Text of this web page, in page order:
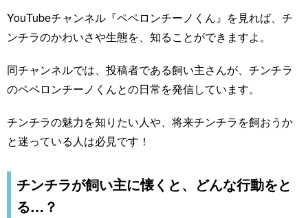
YouTubeチャンネル『ペペロンチーノくん』を見れば、チ
ンチラのかわいさや生態を、知ることができますよ。
同チャンネルでは、投稿者である飼い主さんが、チンチラ
のペペロンチーノくんとの日常を発信しています。
チンチラの魅力を知りたい人や、将来チンチラを飼おうか
と迷っている人は必見です！
チンチラが飼い主に懐くと、どんな行動をと
る…？